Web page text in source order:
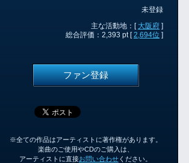
未登録
主な活動地：[ 大阪府 ]
総合評価：2,393 pt [2,694位 ]
ファン登録
※全ての作品はアーティストに著作権があります。
楽曲のご使用やCDのご購入は、
アーティストに直接お問い合わせ ください。